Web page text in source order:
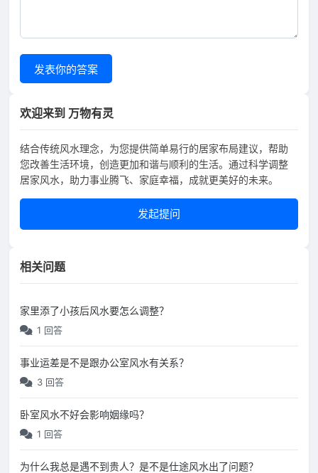
发表你的答案
欢迎来到 万物有灵
结合传统风水理念，为您提供简单易行的居家布局建议，帮助
您改善生活环境，创造更加和谐与顺利的生活。通过科学调整
居家风水，助力事业腾飞、家庭幸福，成就更美好的未来。
发起提问
相关问题
家里添了小孩后风水要怎么调整？
1 回答
事业运差是不是跟办公室风水有关系？
3 回答
卧室风水不好会影响姻缘吗？
1 回答
为什么我总是遇不到贵人？是不是仕途风水出了问题？